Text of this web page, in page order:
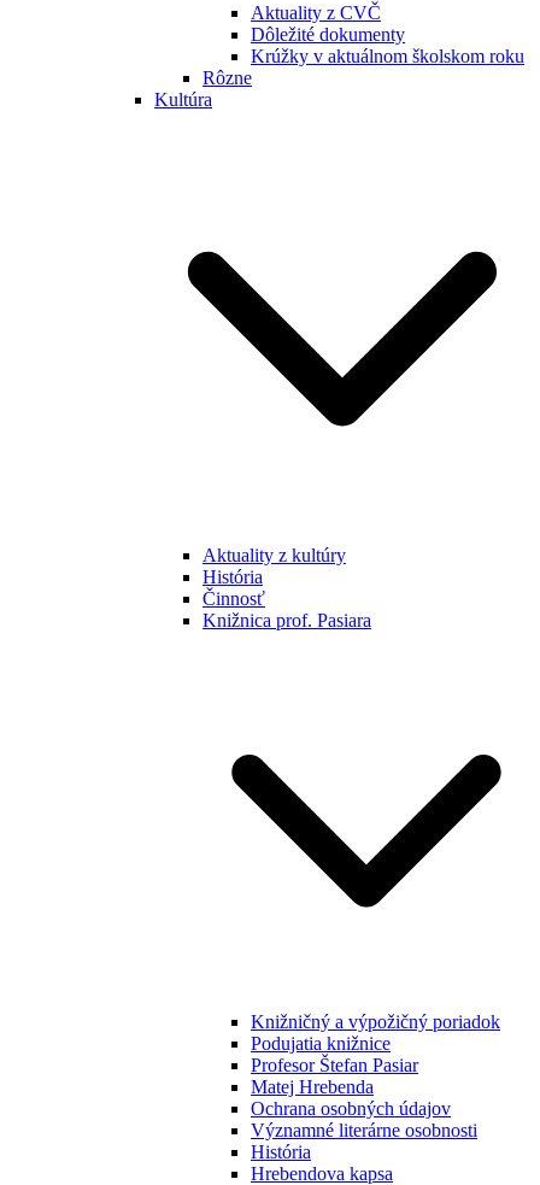
Aktuality z CVČ
Dôležité dokumenty
Krúžky v aktuálnom školskom roku
Rôzne
Kultúra
Aktuality z kultúry
História
Činnosť
Knižnica prof. Pasiara
Knižničný a výpožičný poriadok
Podujatia knižnice
Profesor Štefan Pasiar
Matej Hrebenda
Ochrana osobných údajov
Významné literárne osobnosti
História
Hrebendova kapsa